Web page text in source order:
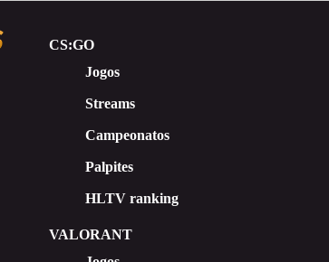
CS:GO
Jogos
Streams
Сampeonatos
Palpites
HLTV ranking
VALORANT